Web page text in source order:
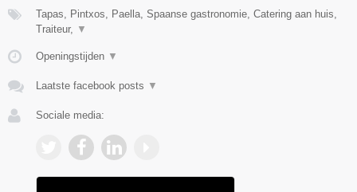
Tapas, Pintxos, Paella, Spaanse gastronomie, Catering aan huis,
Traiteur, ▼
Openingstijden ▼
Laatste facebook posts ▼
Sociale media: